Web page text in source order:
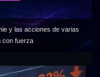
y las acciones de varias
con fuerza